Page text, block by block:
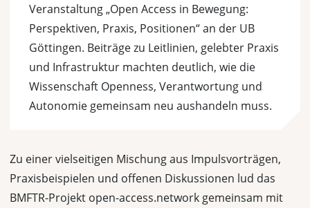
Veranstaltung „Open Access in Bewegung:
Perspektiven, Praxis, Positionen“ an der UB
Göttingen. Beiträge zu Leitlinien, gelebter Praxis
und Infrastruktur machten deutlich, wie die
Wissenschaft Openness, Verantwortung und
Autonomie gemeinsam neu aushandeln muss.
Zu einer vielseitigen Mischung aus Impulsvorträgen,
Praxisbeispielen und offenen Diskussionen lud das
BMFTR-Projekt open-access.network gemeinsam mit